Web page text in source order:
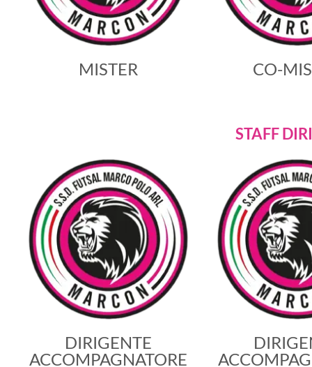
MISTER CO-
STAFF
DIRIGENTE
ACCOMPAGNATORE